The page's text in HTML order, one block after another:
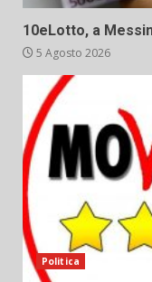
10eLotto, a
5 Agosto 2026
Politica